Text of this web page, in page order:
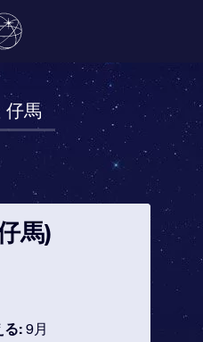
仔馬
馬)
る: 9月